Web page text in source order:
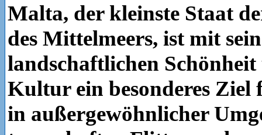
Malta, der kleinste Staat
des Mittelmeers, ist mit
landschaftlichen
Kultur ein besonderes Ziel
in außergewöhnlicher